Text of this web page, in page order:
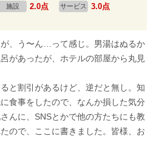
施設 2.0点 サービス 3.0点
、う〜ん…って感じ。男湯はぬるか
があったが、ホテルの部屋から丸見
と割引があるけど、逆だと無し。知
食事をしたので、なんか損した気分
んに、SNSとかで他の方たちにも教
ので、ここに書きました。皆様、お